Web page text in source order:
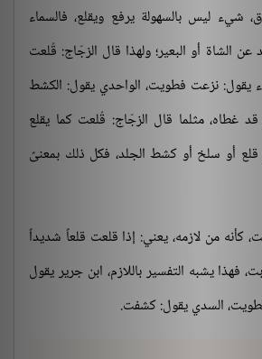
شيء ليس بالسهولة يرفع ويقلع، فالسماء
الشاة أو البعير؛ ولهذا قال الزجّاج: قُلعت
يقول: نزعت فطويت، الواحدي يقول: الكشط
مثلما قال الزجّاج: قُلعت كما يقلع
قلع أو سلخ أو كشط الجلد، فكل ذلك بمعنىً
كأنه من لازمه، يعني: إذا قلعت قلعاً شديداً
فهذا يشبه التفسير باللازم، ابن جرير يقول
السدي يقول: كشفت.